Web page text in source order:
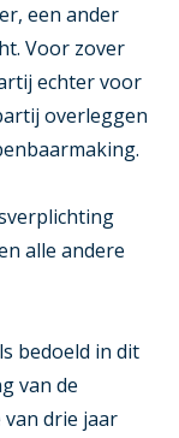
een ander
Voor zover
echter voor
overleggen
alle andere
bedoeld in dit
van de
drie jaar